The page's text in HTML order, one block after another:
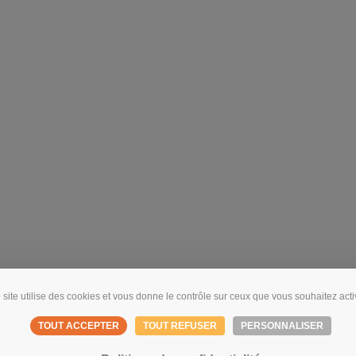
site utilise des cookies et vous donne le contrôle sur ceux que vous souhaitez
TOUT ACCEPTER TOUT REFUSER PERSONNALISER